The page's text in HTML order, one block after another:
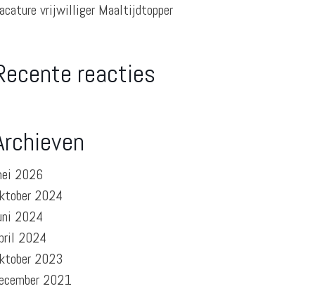
vrijwilliger Maaltijdtopper
reacties
2026
2024
2024
2024
2023
2021